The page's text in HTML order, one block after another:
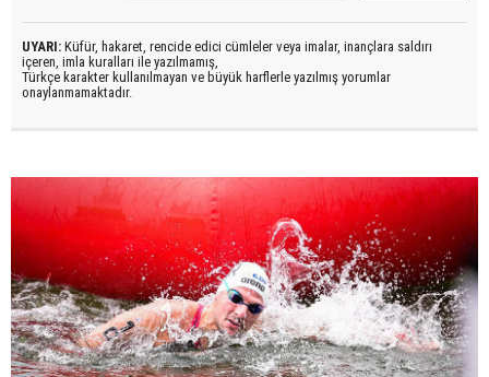
UYARI: Küfür, hakaret, rencide edici cümleler veya imalar, inançlara saldırı
içeren, imla kuralları ile yazılmamış,
Türkçe karakter kullanılmayan ve büyük harflerle yazılmış yorumlar
onaylanmamaktadır.